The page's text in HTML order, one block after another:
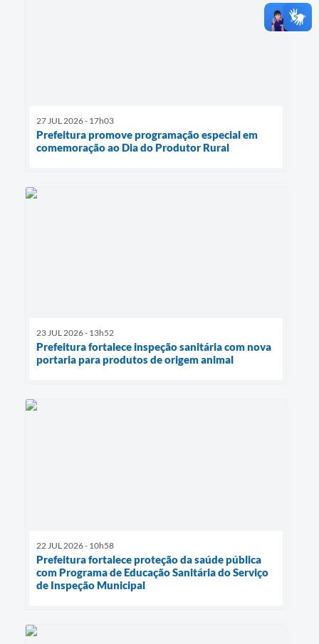
27 JUL 2026 - 17h03
Prefeitura promove programação especial em
comemoração ao Dia do Produtor Rural
23 JUL 2026 - 13h52
Prefeitura fortalece inspeção sanitária com nova
portaria para produtos de origem animal
22 JUL 2026 - 10h58
Prefeitura fortalece proteção da saúde pública
com Programa de Educação Sanitária do Serviço
de Inspeção Municipal